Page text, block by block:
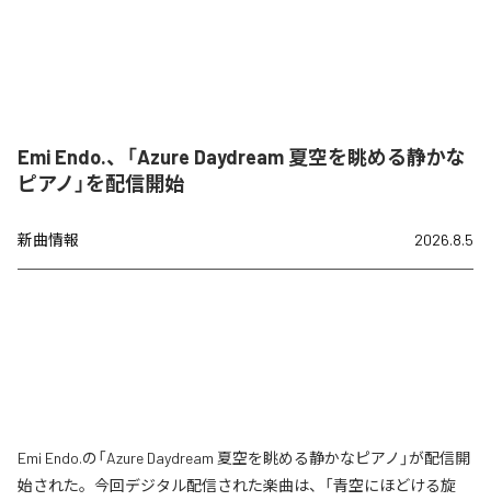
Emi Endo.、「Azure Daydream 夏空を眺める静かな
ピアノ」を配信開始
新曲情報 2026.8.5
Emi Endo.の「Azure Daydream 夏空を眺める静かなピアノ」が配信開
始された。今回デジタル配信された楽曲は、「青空にほどける旋